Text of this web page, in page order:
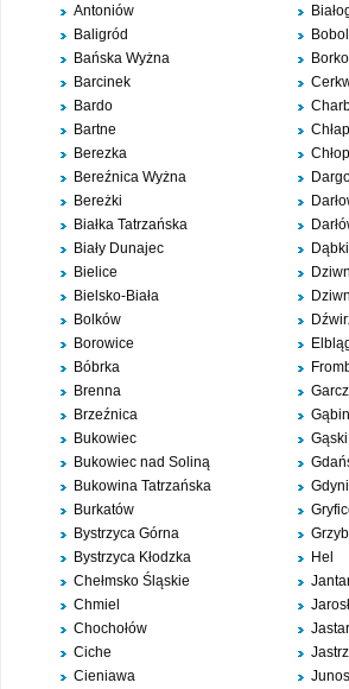
Antoniów
Baligród
Bańska Wyżna
Barcinek
Bardo
Bartne
Berezka
Bereźnica Wyżna
Bereżki
Białka Tatrzańska
Biały Dunajec
Bielice
Bielsko-Biała
Bolków
Borowice
Bóbrka
Brenna
Brzeźnica
Bukowiec
Bukowiec nad Soliną
Bukowina Tatrzańska
Burkatów
Bystrzyca Górna
Bystrzyca Kłodzka
Chełmsko Śląskie
Chmiel
Chochołów
Ciche
Cieniawa
Dąbki
Gąski
Hel